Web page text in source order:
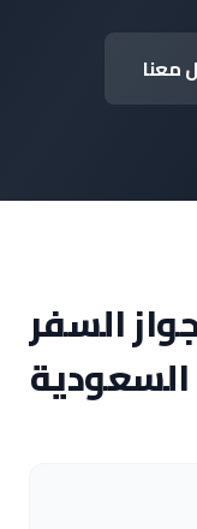
معنا
السفر
السعودية